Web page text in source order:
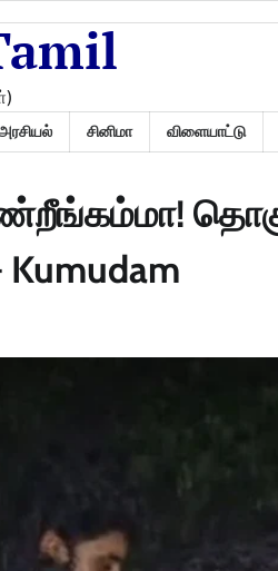
சினிமா விளையாட்டு